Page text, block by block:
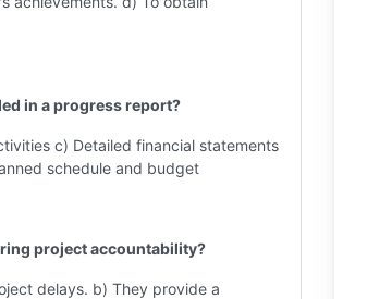
in a progress report?
c) Detailed financial statements
schedule and budget
project accountability?
delays. b) They provide a